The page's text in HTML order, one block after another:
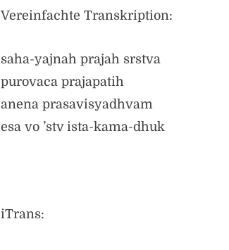
Vereinfachte Transkription:
saha-yajnah prajah srstva
purovaca prajapatih
anena prasavisyadhvam
esa vo ’stv ista-kama-dhuk
iTrans: